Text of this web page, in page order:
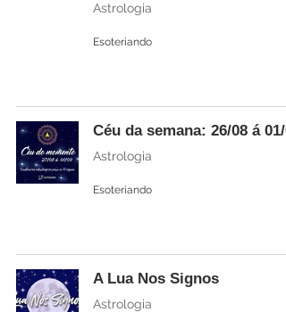
Astrologia
Esoteriando
Céu da semana: 26/08 á 01/
Astrologia
Esoteriando
A Lua Nos Signos
Astrologia